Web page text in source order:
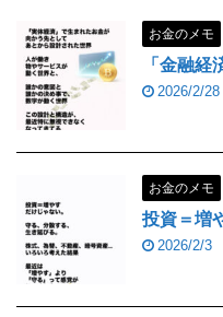
お金のメモ
「金融
2026/2/28
お金のメモ
投資＝増
2026/2/3